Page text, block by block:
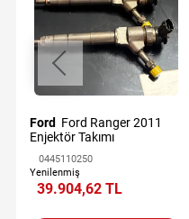
Ford
Enjektör Takımı
0445110250
Yenilenmiş
39.904,62 TL